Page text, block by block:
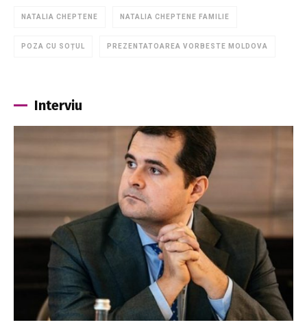
NATALIA CHEPTENE NATALIA CHEPTENE FAMILIE
POZA CU SOȚUL PREZENTATOAREA VORBESTE MOLDOVA
Interviu